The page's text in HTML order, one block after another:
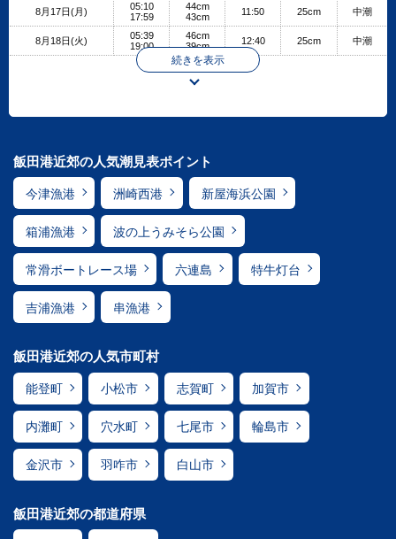
8月17日(月)
05:10
17:59
44cm
43cm
11:50 25cm 中潮
8月18日(火)
05:39
19:00
46cm
39cm
12:40 25cm 中潮
続きを表示
飯田港近郊の人気潮見表ポイント
今津漁港 洲崎西港 新屋海浜公園
箱浦漁港 波の上うみそら公園
常滑ボートレース場 六連島 特牛灯台
吉浦漁港 串漁港
飯田港近郊の人気市町村
能登町 小松市 志賀町 加賀市
内灘町 穴水町 七尾市 輪島市
金沢市 羽咋市 白山市
飯田港近郊の都道府県